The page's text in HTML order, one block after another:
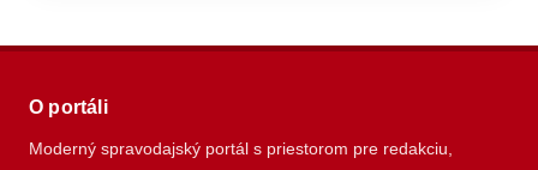
O portáli
Moderný spravodajský portál s priestorom pre redakciu,